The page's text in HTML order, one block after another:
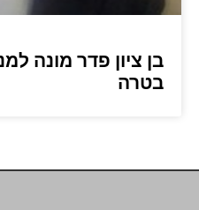
בן ציון פדר מונה
בטרה